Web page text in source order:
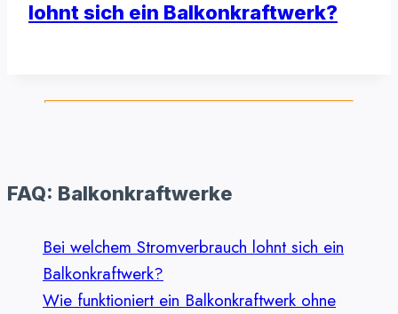
lohnt sich ein Balkonkraftwerk?
FAQ: Balkonkraftwerke
Bei welchem Stromverbrauch lohnt sich ein
Balkonkraftwerk?
Wie funktioniert ein Balkonkraftwerk ohne